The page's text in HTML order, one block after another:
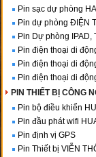
Pin sạc dự phòng
Pin dự phòng ĐIỆN
Pin Dự phòng IPAD,
Pin điện thoại di
Pin điện thoại di
Pin điện thoại di
PIN THIẾT BỊ CÔNG
Pin bộ điều khiển
Pin đầu phát wifi
Pin định vị GPS
Pin Thiết bị VIỄN